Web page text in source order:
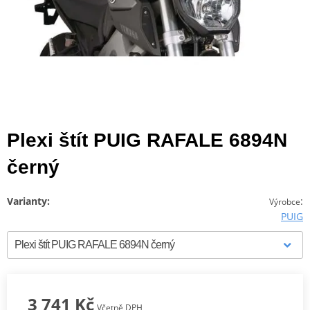
Plexi štít PUIG RAFALE 6894N
černý
Výrobce:
PUIG
Varianty:
3 741 Kč Včetně DPH